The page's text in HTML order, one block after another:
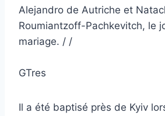
Alejandro de Autriche et
Roumiantzoff-Pachkevitch, le
mariage. / /
GTres
Il a été baptisé près de Kyiv